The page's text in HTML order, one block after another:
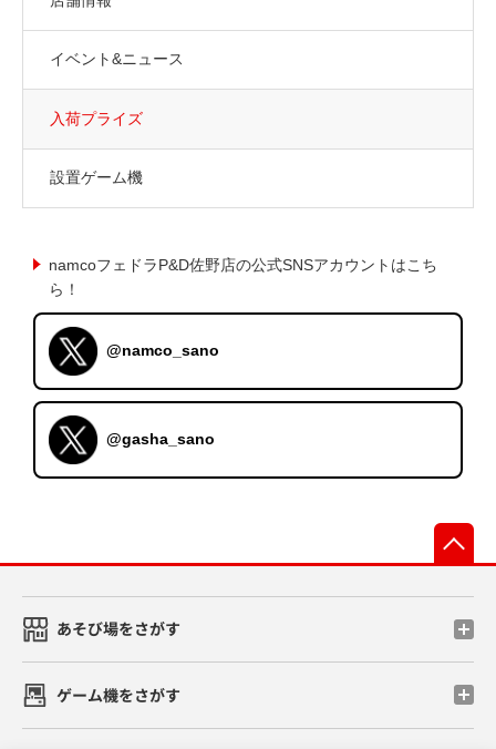
イベント&ニュース
入荷プライズ
設置ゲーム機
namcoフェドラP&D佐野店の公式SNSアカウントはこち
ら！
@namco_sano
@gasha_sano
あそび場をさがす
ゲーム機をさがす